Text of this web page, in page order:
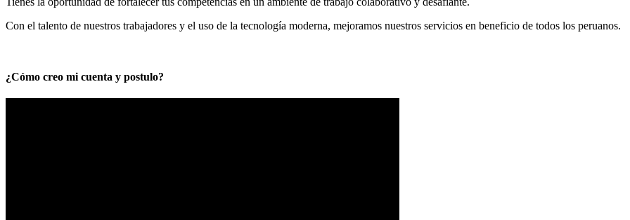
Con el talento de nuestros trabajadores y el uso de la tecnología moderna, mejoramos nuestros servicios en beneficio de todos los peruanos.
¿Cómo creo mi cuenta y postulo?